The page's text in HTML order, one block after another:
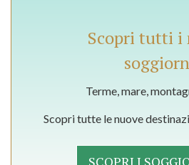
Scopri tutti i
Terme, mare,
Scopri tutte le nuove